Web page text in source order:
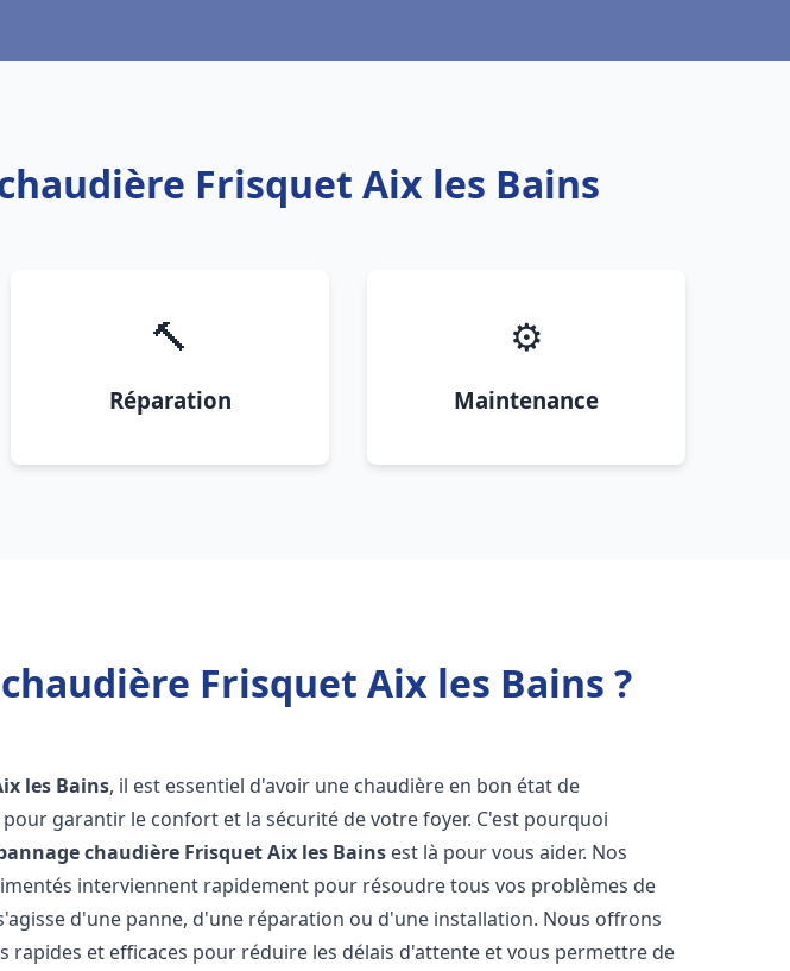
Frisquet Aix les Bains
🔨
Réparation
⚙️
Maintenance
Frisquet Aix les Bains ?
les Bains, il est essentiel d'avoir une chaudière en bon état de
garantir le confort et la sécurité de votre foyer. C'est pourquoi
chaudière FrisquetAix les Bains est là pour vous aider. Nos
interviennent rapidement pour résoudre tous vos problèmes de
d'une panne, d'une réparation ou d'une installation. Nous offrons
rapides et efficaces pour réduire les délais d'attente et vous permettre de